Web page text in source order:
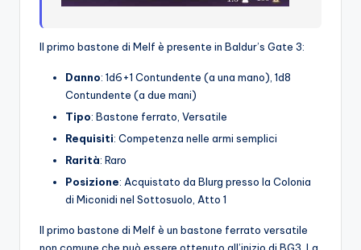
Il primo bastone di Melf è presente in Baldur’s Gate 3:
Danno: 1d6+1 Contundente (a una mano), 1d8
Contundente (a due mani)
Tipo: Bastone ferrato, Versatile
Requisiti: Competenza nelle armi semplici
Rarità: Raro
Posizione: Acquistato da Blurg presso la Colonia
di Miconidi nel Sottosuolo, Atto 1
Il primo bastone di Melf è un bastone ferrato versatile